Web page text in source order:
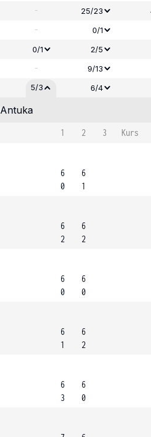
- 25/23
-
0/1
0/1
2/5
-
9/13
5/3 6/4
Antuka
1 2 3
Kurs
6
0
6
1
6
2
6
2
6
0
6
0
6
1
6
2
6
3
6
0